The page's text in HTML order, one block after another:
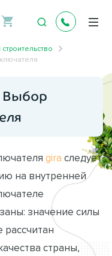
Выбор
gira следует
на внутренней
значение силы
рассчитан
страны,